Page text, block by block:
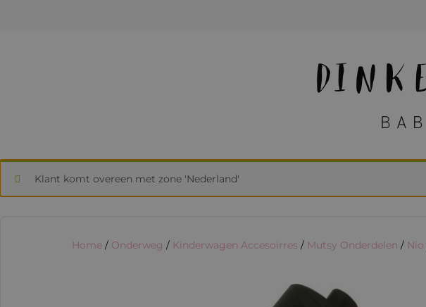
Klant komt overeen met zone 'Nederland'
Home / Onderweg / Kinderwagen Accesoirres / Mutsy Onderdelen / Nio